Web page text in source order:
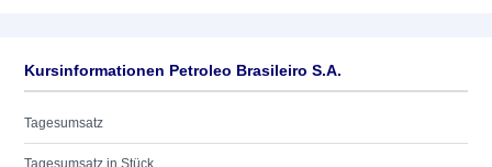
Kursinformationen Petroleo Brasileiro S.A.
Tagesumsatz
Tagesumsatz in Stück